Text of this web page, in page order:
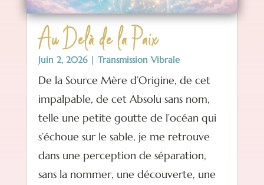
Au Delà de la Paix
Juin 2, 2026| Transmission Vibrale
De la Source Mère d’Origine, de cet
impalpable, de cet Absolu sans nom,
telle une petite goutte de l’océan qui
s’échoue sur le sable, je me retrouve
dans une perception de séparation,
sans la nommer, une découverte, une